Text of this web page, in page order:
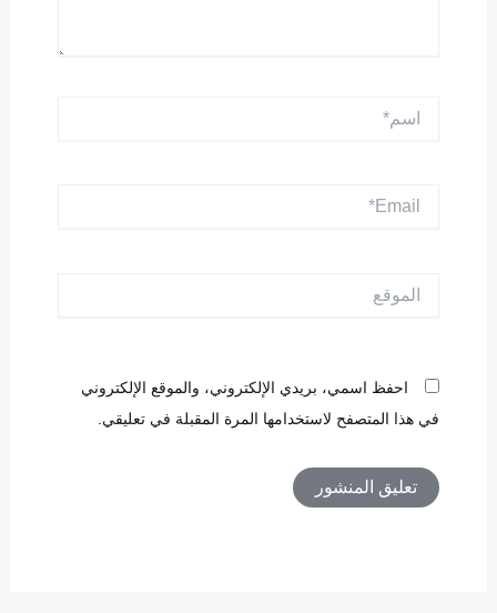
Email*
احفظ اسمي، بريدي الإلكتروني، والموقع الإلكتروني
في هذا المتصفح لاستخدامها المرة المقبلة في تعليقي.